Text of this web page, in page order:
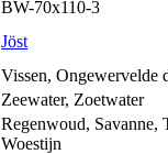
BW-70x110-3
Jöst
Vissen, Ongewervelde
Zeewater, Zoetwater
Regenwoud, Savanne,
Woestijn